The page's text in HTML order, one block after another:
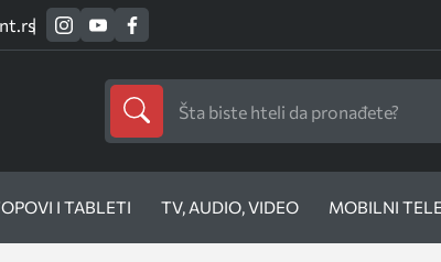
I TABLETI TV, AUDIO, VIDEO MOBILNI